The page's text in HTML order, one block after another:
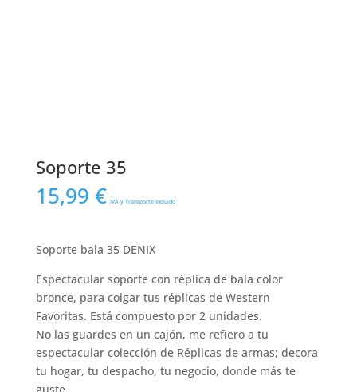
Soporte 35
15,99 € IVA y Transporte Incluido
Soporte bala 35 DENIX
Espectacular soporte con réplica de bala color
bronce, para colgar tus réplicas de Western
Favoritas. Está compuesto por 2 unidades.
No las guardes en un cajón, me refiero a tu
espectacular colección de Réplicas de armas; decora
tu hogar, tu despacho, tu negocio, donde más te